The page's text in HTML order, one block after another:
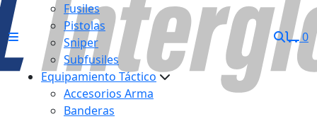
Fusiles
Pistolas
Sniper
Subfusiles
Equipamiento Táctico
Accesorios Arma
Banderas
0